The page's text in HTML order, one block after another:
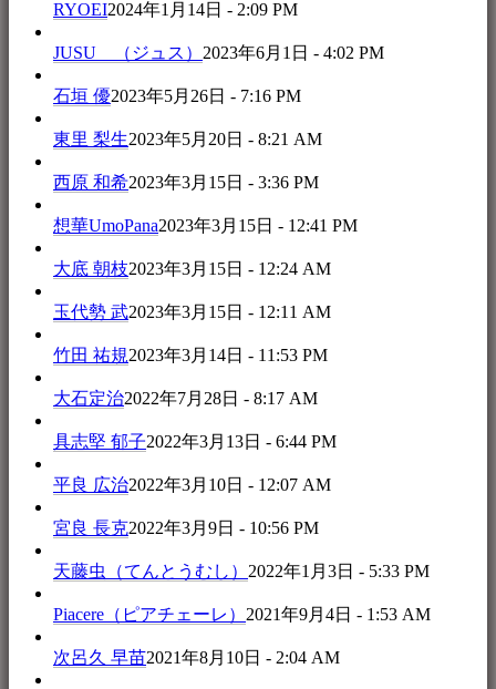
RYOEI2024年1月14日 - 2:09 PM
JUSU （ジュス） 2023年6月1日 - 4:02 PM
石垣 優2023年5月26日 - 7:16 PM
東里 梨生2023年5月20日 - 8:21 AM
西原 和希2023年3月15日 - 3:36 PM
想華UmoPana2023年3月15日 - 12:41 PM
大底 朝枝2023年3月15日 - 12:24 AM
玉代勢 武2023年3月15日 - 12:11 AM
竹田 祐規2023年3月14日 - 11:53 PM
大石定治2022年7月28日 - 8:17 AM
具志堅 郁子2022年3月13日 - 6:44 PM
平良 広治2022年3月10日 - 12:07 AM
宮良 長克2022年3月9日 - 10:56 PM
天藤虫（てんとうむし） 2022年1月3日 - 5:33 PM
Piacere（ピアチェーレ） 2021年9月4日 - 1:53 AM
次呂久 早苗2021年8月10日 - 2:04 AM